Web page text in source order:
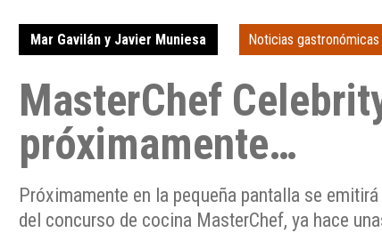
Mar Gavilán y Javier Muniesa Noticias gastronómicas
MasterChef
próximamente…
Próximamente en la pequeña pantalla se
del concurso de cocina MasterChef, ya hace